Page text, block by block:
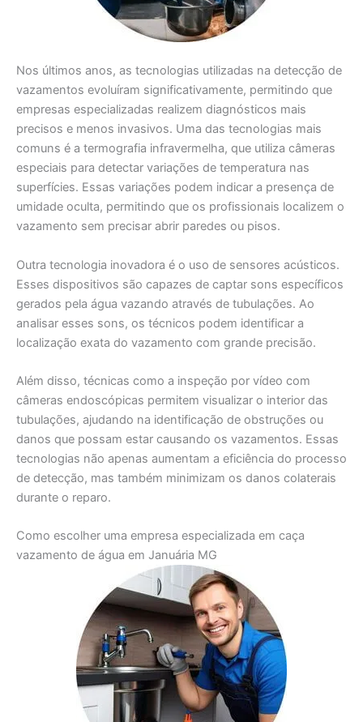
Nos últimos anos, as tecnologias utilizadas na detecção de
vazamentos evoluíram significativamente, permitindo que
empresas especializadas realizem diagnósticos mais
precisos e menos invasivos. Uma das tecnologias mais
comuns é a termografia infravermelha, que utiliza câmeras
especiais para detectar variações de temperatura nas
superfícies. Essas variações podem indicar a presença de
umidade oculta, permitindo que os profissionais localizem o
vazamento sem precisar abrir paredes ou pisos.
Outra tecnologia inovadora é o uso de sensores acústicos.
Esses dispositivos são capazes de captar sons específicos
gerados pela água vazando através de tubulações. Ao
analisar esses sons, os técnicos podem identificar a
localização exata do vazamento com grande precisão.
Além disso, técnicas como a inspeção por vídeo com
câmeras endoscópicas permitem visualizar o interior das
tubulações, ajudando na identificação de obstruções ou
danos que possam estar causando os vazamentos. Essas
tecnologias não apenas aumentam a eficiência do processo
de detecção, mas também minimizam os danos colaterais
durante o reparo.
Como escolher uma empresa especializada em caça
vazamento de água em Januária MG